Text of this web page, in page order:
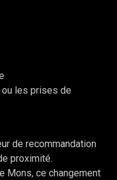
les prises de
de recommandation
proximité.
Mons, ce changement